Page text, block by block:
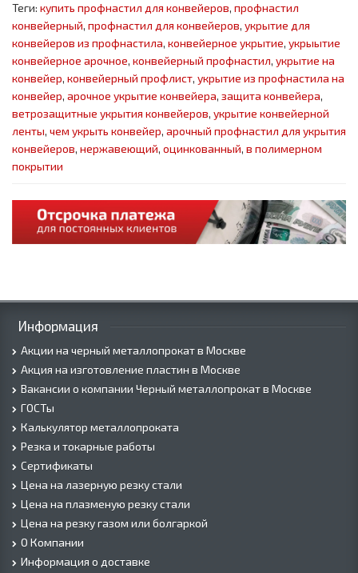
Теги: купить профнастил для конвейеров, профнастил
конвейерный, профнастил для конвейеров, укрытие для
конвейеров из профнастила, конвейерное укрытие, укрыытие
конвейерное арочное, конвейерный профнастил, укрытие на
конвейер, конвейерный профлист, укрытие из профнастила на
конвейер, арочное укрытие конвейера, защита конвейера,
ветрозащитные укрытия конвейеров, укрытие конвейерной
ленты, чем укрыть конвейер, арочный профнастил для укрытия
конвейеров, нержавеющий, оцинкованный, в полимерном
покрытии
Информация
Акции на черный металлопрокат в Москве
Акция на изготовление пластин в Москве
Вакансии о компании Черный металлопрокат в Москве
ГОСТы
Калькулятор металлопроката
Резка и токарные работы
Сертификаты
Цена на лазерную резку стали
Цена на плазменую резку стали
Цена на резку газом или болгаркой
О Компании
Информация о доставке